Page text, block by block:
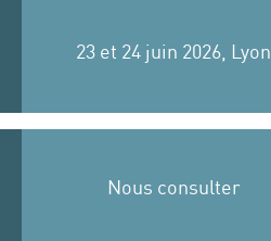
23 et 24 juin 2026, Lyon
Nous consulter